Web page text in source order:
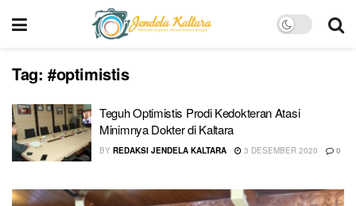
Tag: #optimistis
Teguh Optimistis Prodi Kedokteran Atasi
Minimnya Dokter di Kaltara
BY REDAKSI JENDELA KALTARA 3 DESEMBER 2020 0